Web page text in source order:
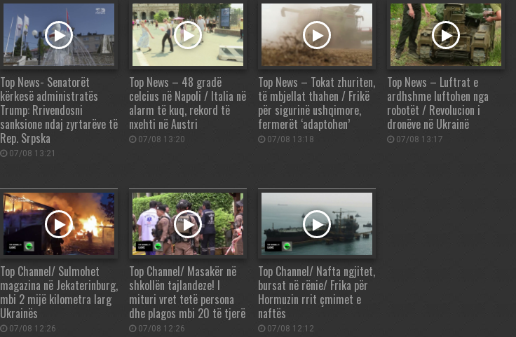
Top News- Senatorët
kërkesë administratës
Trump: Rrivendosni
sanksione ndaj zyrtarëve të
Rep. Srpska
07/08 13:21
Top News – 48 gradë
celcius në Napoli / Italia në
alarm të kuq, rekord të
nxehti në Austri
07/08 13:20
Top News – Tokat zhuriten,
të mbjellat thahen / Frikë
për sigurinë ushqimore,
fermerët ‘adaptohen’
07/08 13:18
Top News – Luftrat e
ardhshme luftohen nga
robotët / Revolucion i
dronëve në Ukrainë
07/08 13:17
Top Channel/ Sulmohet
magazina në Jekaterinburg,
mbi 2 mijë kilometra larg
Ukrainës
07/08 12:26
Top Channel/ Masakër në
shkollën tajlandeze! I
mituri vret tetë persona
dhe plagos mbi 20 të tjerë
07/08 12:26
Top Channel/ Nafta ngjitet,
bursat në rënie/ Frika për
Hormuzin rrit çmimet e
naftës
07/08 12:12